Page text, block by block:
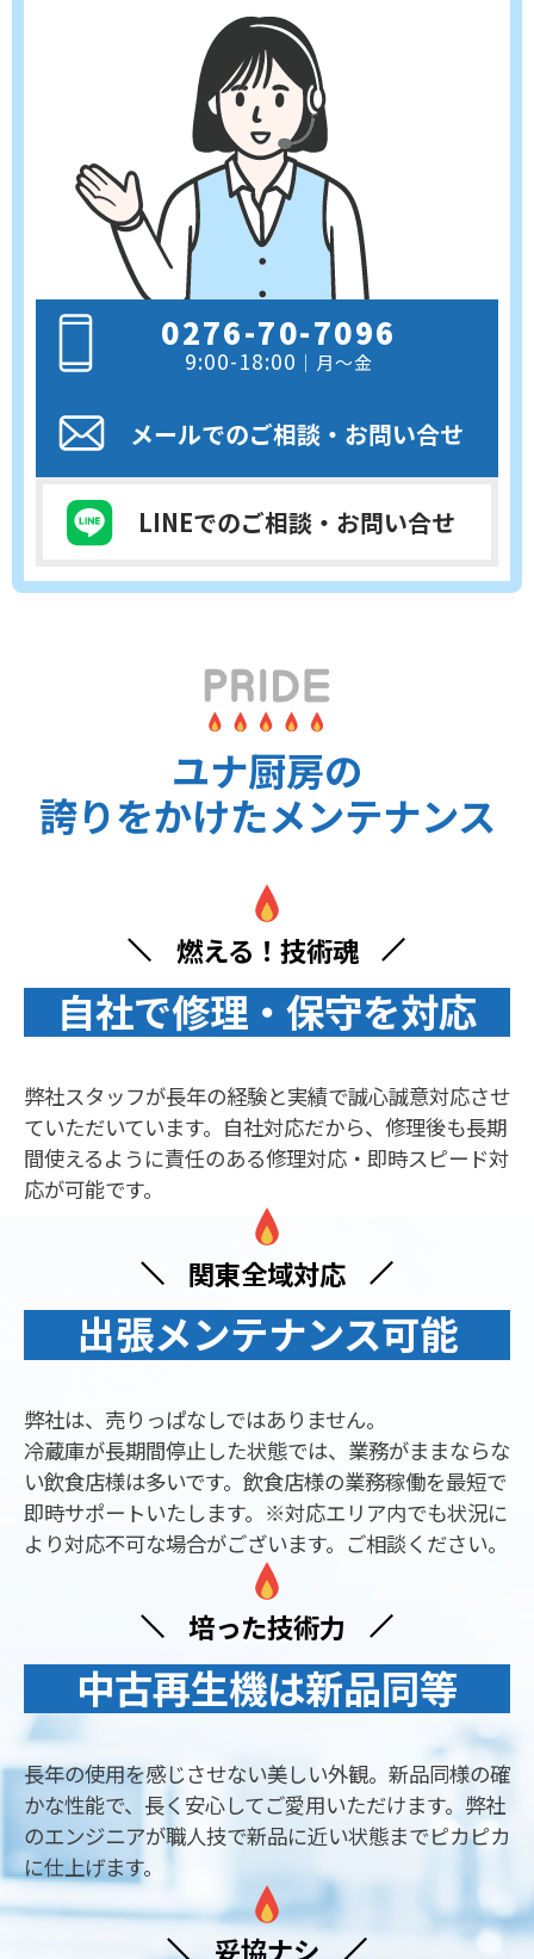
0276-70-7096
9:00-18:00 ｜月～金
メールでのご相談 ・お問い合せ
LINEでのご相談 ・お問い合せ
ユナ厨房の
誇りをかけたメンテナンス
燃える！技術魂
自社で修理・保守を対応
弊社スタッフが長年の経験と実績で誠心誠意対応させ
ていただいています。自社対応だから、修理後も長期
間使えるように責任のある修理対応・即時スピード対
応が可能です。
関東全域対応
出張メンテナンス可能
弊社は、売りっぱなしではありません。
冷蔵庫が長期間停止した状態では、業務がままならな
い飲食店様は多いです。飲食店様の業務稼働を最短で
即時サポートいたします。※対応エリア内でも状況に
より対応不可な場合がございます。ご相談ください。
培った技術力
中古再生機は新品同等
長年の使用を感じさせない美しい外観。新品同様の確
かな性能で、長く安心してご愛用いただけます。弊社
のエンジニアが職人技で新品に近い状態までピカピカ
に仕上げます。
妥協ナシ